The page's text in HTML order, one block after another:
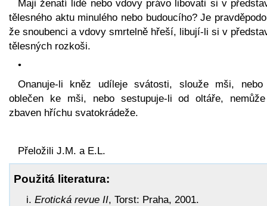
Maji ženatí lidé nebo vdovy právo libovati si v
tělesného aktu minulého nebo budoucího? Je
že snoubenci a vdovy smrtelně hřeší, libují-li si v
tělesných rozkoši.
•
Onanuje-li kněz udíleje svátosti, slouže mši, nebo
oblečen ke mši, nebo sestupuje-li od oltáře,
zbaven hříchu svatokrádeže.
Přeložili J.M. a E.L.
Použitá literatura:
Erotická revue II, Torst: Praha, 2001.